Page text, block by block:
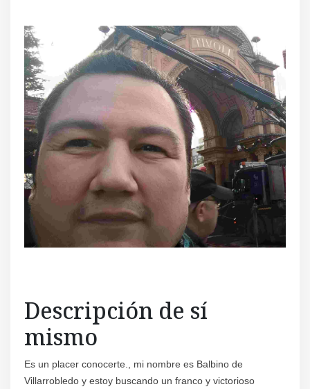
Descripción de sí
mismo
Es un placer conocerte., mi nombre es Balbino de
Villarrobledo y estoy buscando un franco y victorioso